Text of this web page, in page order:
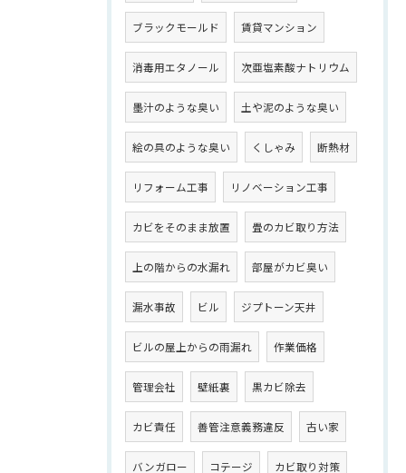
ブラックモールド 賃貸マンション
消毒用エタノール 次亜塩素酸ナトリウム
墨汁のような臭い 土や泥のような臭い
絵の具のような臭い くしゃみ 断熱材
リフォーム工事 リノベーション工事
カビをそのまま放置 畳のカビ取り方法
上の階からの水漏れ 部屋がカビ臭い
漏水事故 ビル ジプトーン天井
ビルの屋上からの雨漏れ 作業価格
管理会社 壁紙裏 黒カビ除去
カビ責任 善管注意義務違反 古い家
バンガロー コテージ カビ取り対策